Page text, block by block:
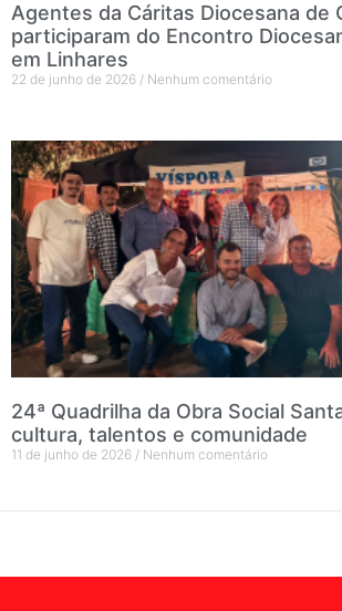
Agentes da Cáritas Diocesana de
participaram do Encontro
em Linhares
22 de junho de 2026 Nenhum comentário
24ª Quadrilha da Obra Social
cultura, talentos e comunidade
11 de junho de 2026 Nenhum comentário